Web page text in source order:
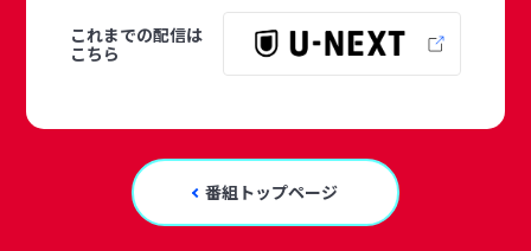
これまでの配信は
こちら
番組トップページ